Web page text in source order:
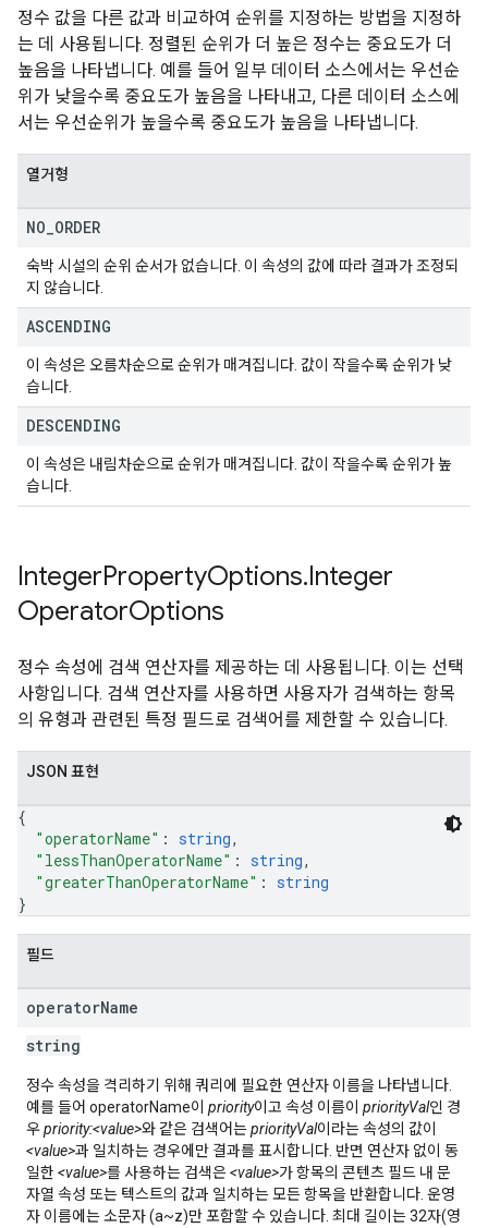
정수 값을 다른 값과 비교하여 순위를 지정하는 방법을 지정하
는 데 사용됩니다. 정렬된 순위가 더 높은 정수는 중요도가 더
높음을 나타냅니다. 예를 들어 일부 데이터 소스에서는 우선순
위가 낮을수록 중요도가 높음을 나타내고, 다른 데이터 소스에
서는 우선순위가 높을수록 중요도가 높음을 나타냅니다.
열거형
NO ORDER
숙박 시설의 순위 순서가 없습니다. 이 속성의 값에 따라 결과가 조정되
지 않습니다.
ASCENDING
이 속성은 오름차순으로 순위가 매겨집니다. 값이 작을수록 순위가 낮
습니다.
DESCENDING
이 속성은 내림차순으로 순위가 매겨집니다. 값이 작을수록 순위가 높
습니다.
IntegerPropertyOptions.Integer
OperatorOptions
정수 속성에 검색 연산자를 제공하는 데 사용됩니다. 이는 선택
사항입니다. 검색 연산자를 사용하면 사용자가 검색하는 항목
의 유형과 관련된 특정 필드로 검색어를 제한할 수 있습니다.
JSON 표현
{
"operatorName" : string,
"lessThanOperatorName" : string,
"greaterThanOperatorName" : string
}
필드
operatorName
string
정수 속성을 격리하기 위해 쿼리에 필요한 연산자 이름을 나타냅니다.
예를 들어 operatorName이 priority이고 속성 이름이 priorityVal인 경
우priority:<value>와 같은 검색어는priorityVal이라는 속성의 값이
<value>과 일치하는 경우에만 결과를 표시합니다. 반면 연산자 없이 동
일한 <value>를 사용하는 검색은<value>가 항목의 콘텐츠 필드 내 문
자열 속성 또는 텍스트의 값과 일치하는 모든 항목을 반환합니다. 운영
자 이름에는 소문자 (a~z)만 포함할 수 있습니다. 최대 길이는 32자(영